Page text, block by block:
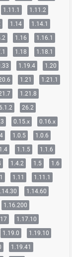
1.11.1
1.11.2
1.14
1.14.1
1.16
1.16.1
1.18
1.18.1
1.19.4
1.20
1.21
1.21.1
1.21.8
26.2
0.15.x
0.16.x
1.0.5
1.0.6
1.1.5
1.1.6
1.4.2 1.5
1.6
1.11
1.11.1
1.14.60
1.16.200
1.17.10
1.19.0
1.19.10
1.19.41